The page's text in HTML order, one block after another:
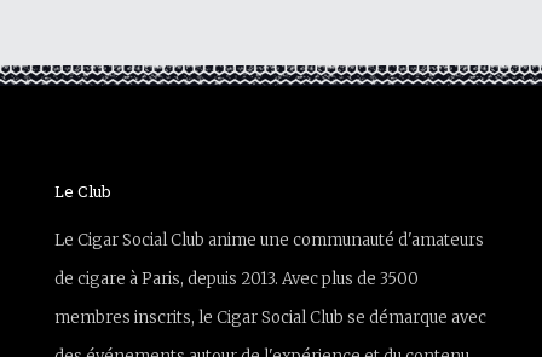
Le Club
Le Cigar Social Club anime une communauté d'amateurs
de cigare à Paris, depuis 2013. Avec plus de 3500
membres inscrits, le Cigar Social Club se démarque avec